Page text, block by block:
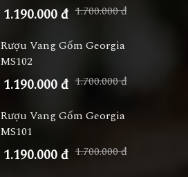
1.190.000 đ 1.700.000 đ
Rượu Vang Gốm Georgia
MS102
1.190.000 đ 1.700.000 đ
Rượu Vang Gốm Georgia
MS101
1.190.000 đ 1.700.000 đ